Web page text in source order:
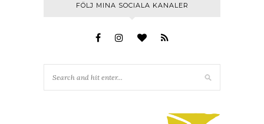
FÖLJ MINA SOCIALA KANALER